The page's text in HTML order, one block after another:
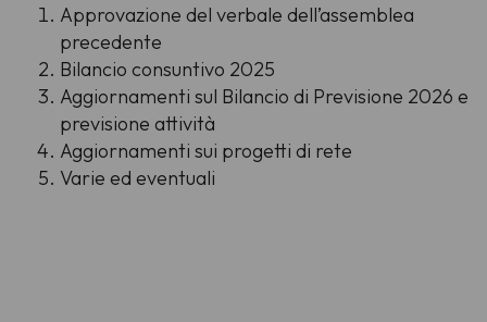
Approvazione del verbale dell’assemblea
precedente
Bilancio consuntivo 2025
Aggiornamenti sul Bilancio di Previsione 2026 e
previsione attività
Aggiornamenti sui progetti di rete
Varie ed eventuali